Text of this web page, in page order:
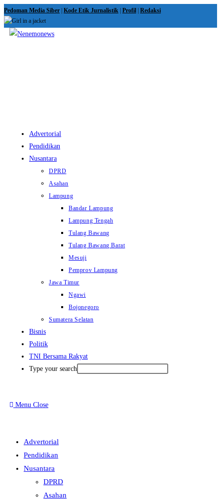
Skip
to
content
Pedoman Media Siber Kode Etik Jurnalistik Profil Redaksi
Advertorial
Pendidikan
Nusantara
DPRD
Asahan
Lampung
Bandar Lampung
Lampung Tengah
Tulang Bawang
Tulang Bawang Barat
Mesuji
Pemprov Lampung
Jawa Timur
Ngawi
Bojonegoro
Sumatera Selatan
Bisnis
Politik
TNI Bersama Rakyat
Type your search
Menu Close
Advertorial
Pendidikan
Nusantara
DPRD
Asahan